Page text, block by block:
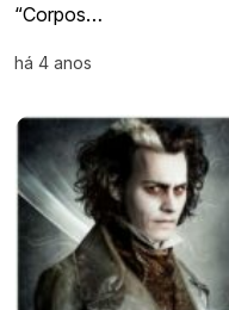
“Corpos…
há 4 anos